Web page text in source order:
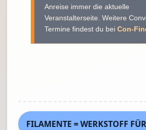
Anreise immer die aktuelle
Veranstalterseite. Weitere
Termine findest du bei Con-
FILAMENTE = WERKSTOFF